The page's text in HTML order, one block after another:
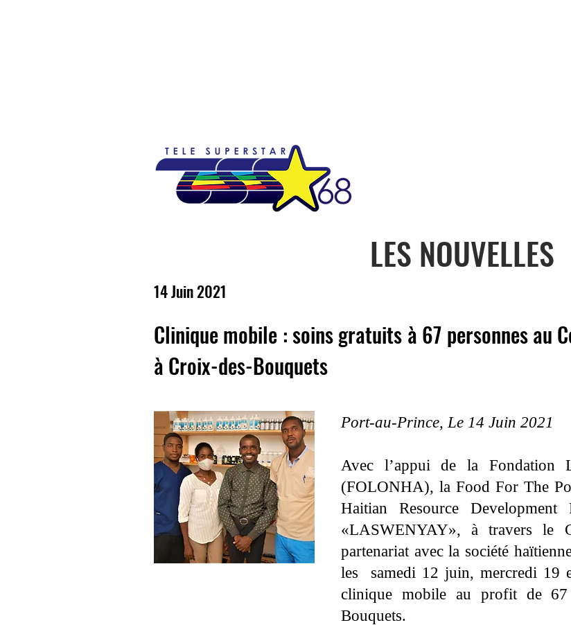
LES NOUVELLES
14 Juin 2021
Clinique mobile : soins gratuits à 67 personnes au
à Croix-des-Bouquets
Port-au-Prince, Le 14 Juin 2021
Avec l’appui de la Fondation
(FOLONHA), la Food For The
Haitian Resource
«LASWENYAY», à travers le
partenariat avec la société
les samedi 12 juin, mercredi 19
clinique mobile au profit de
Bouquets.